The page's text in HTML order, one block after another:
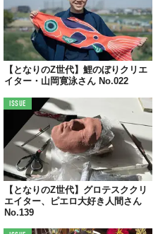
特別な何かを
てきました！
せん！！
ている飲食店は？
のじゃがバター🥔
「or」というお店の
リームパスタ』
く行きます
こと教えて！
引きこもって
【となりのZ世代】鯉のぼりクリエ
イター・山岡寛泳さん No.022
ISSUE
【となりのZ世代】グロテスククリ
エイター、ピエロ大好き人間さん
No.139